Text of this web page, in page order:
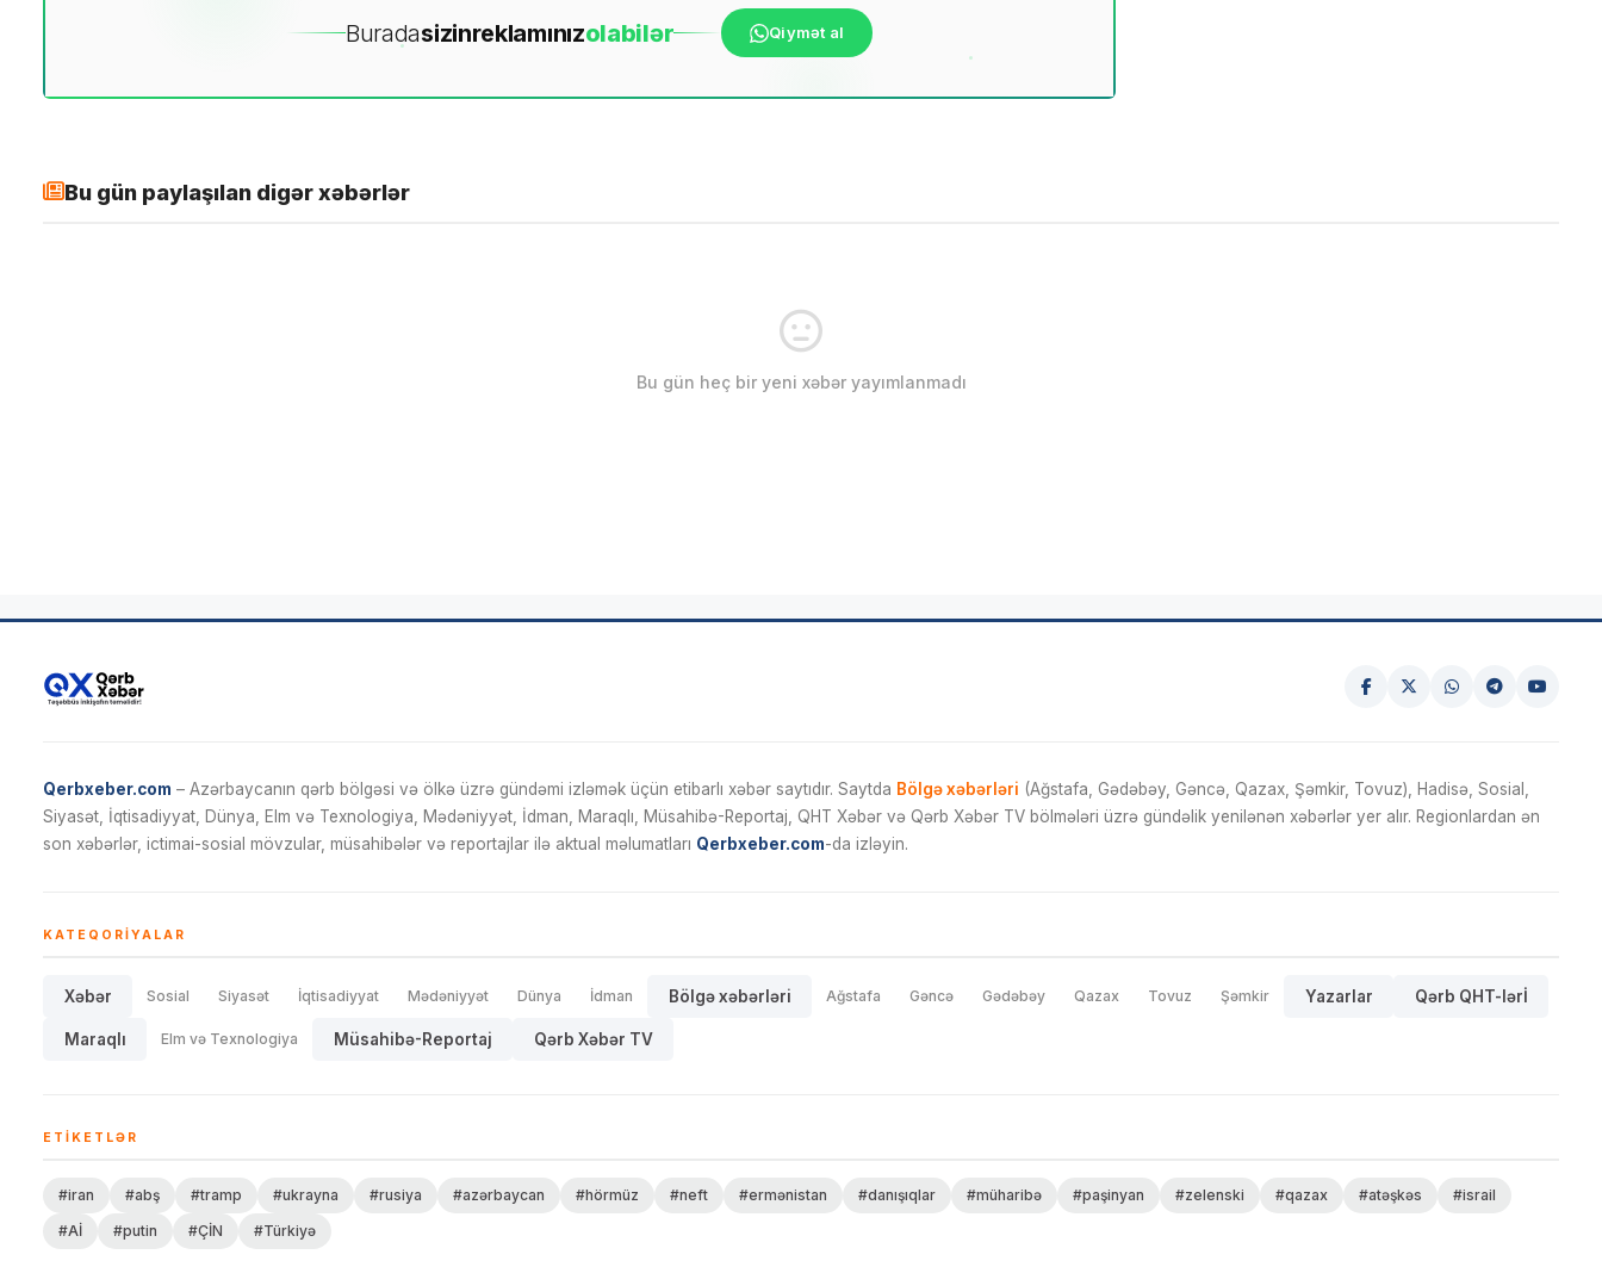
Buradasizinreklamınızolabilər Qiymət al
Bu gün paylaşılan digər xəbərlər
Bu gün heç bir yeni xəbər yayımlanmadı
Qerbxeber.com – Azərbaycanın qərb bölgəsi və ölkə üzrə gündəmi izləmək üçün etibarlı xəbər saytıdır. Saytda Bölgə xəbərləri (Ağstafa, Gədəbəy, Gəncə, Qazax, Şəmkir, Tovuz), Hadisə, Sosial,
Siyasət, İqtisadiyyat, Dünya, Elm və Texnologiya, Mədəniyyət, İdman, Maraqlı, Müsahibə-Reportaj, QHT Xəbər və Qərb Xəbər TV bölmələri üzrə gündəlik yenilənən xəbərlər yer alır. Regionlardan ən
son xəbərlər, ictimai-sosial mövzular, müsahibələr və reportajlar ilə aktual məlumatları Qerbxeber.com-da izləyin.
KATEQORIYALAR
Xəbər Sosial Siyasət İqtisadiyyat Mədəniyyət Dünya İdman Bölgə xəbərləri Ağstafa Gəncə Gədəbəy Qazax Tovuz Şəmkir Yazarlar Qərb QHT-lərİ
Maraqlı Elm və Texnologiya Müsahibə-Reportaj Qərb Xəbər TV
ETIKETLƏR
#iran #abş #tramp #ukrayna #rusiya #azərbaycan #hörmüz #neft #ermənistan #danışıqlar #müharibə #paşinyan #zelenski #qazax #atəşkəs
#israil
#Aİ
#putin #ÇİN #Türkiyə